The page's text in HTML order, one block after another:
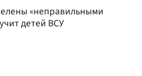
«неправильными
детей ВСУ